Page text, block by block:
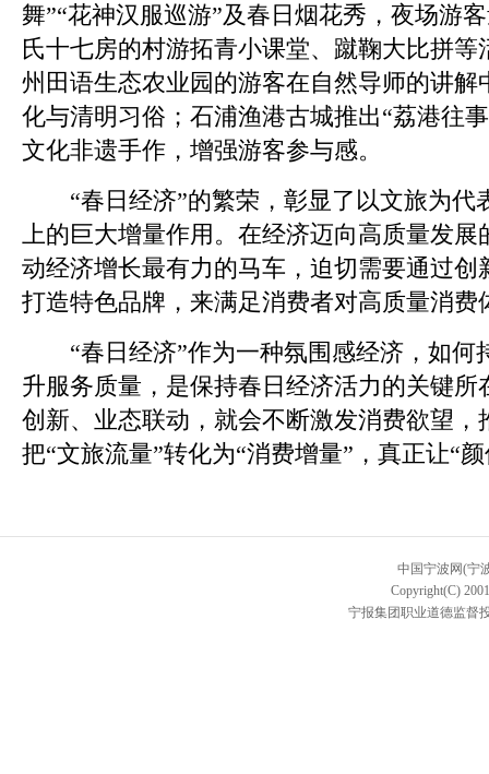
舞”“花神汉服巡游”及春日烟花秀，夜场游
氏十七房的村游拓青小课堂、蹴鞠大比拼
州田语生态农业园的游客在自然导师的讲解
化与清明习俗；石浦渔港古城推出“荔港往
文化非遗手作，增强游客参与感。
“春日经济”的繁荣，彰显了以文旅为代
上的巨大增量作用。在经济迈向高质量发展
动经济增长最有力的马车，迫切需要通过创
打造特色品牌，来满足消费者对高质量消费
“春日经济”作为一种氛围感经济，如何
升服务质量，是保持春日经济活力的关键所
创新、业态联动，就会不断激发消费欲望，
把“文旅流量”转化为“消费增量”，真正让“
中国宁波网(宁
Copyright(C)
宁报集团职业道德监督